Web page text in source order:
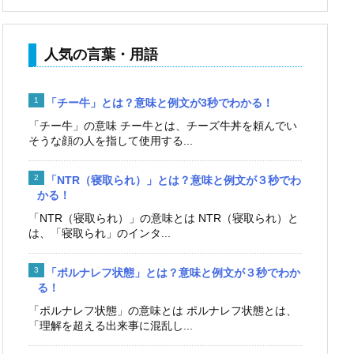
人気の言葉・用語
「チー牛」とは？意味と例文が3秒でわかる！
「チー牛」の意味 チー牛とは、チーズ牛丼を頼んでい
そうな顔の人を指して使用する...
「NTR（寝取られ）」とは？意味と例文が３秒でわ
かる！
「NTR（寝取られ）」の意味とは NTR（寝取られ）と
は、「寝取られ」のインタ...
「ポルナレフ状態」とは？意味と例文が３秒でわか
る！
「ポルナレフ状態」の意味とは ポルナレフ状態とは、
「理解を超える出来事に混乱し...